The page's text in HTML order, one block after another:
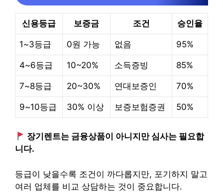
신용등급 보증금 조건 승인율
1~3등급 0원 가능 없음 95%
4~6등급 10~20% 소득증빙 85%
7~8등급 20~30% 연대보증인 70%
9~10등급 30% 이상 보증보험증권 50%
장기렌트는 금융상품이 아니지만 심사는 필요합
니다.
등급이 낮을수록 조건이 까다롭지만, 포기하지 말고
여러 업체를 비교 상담하는 것이 중요합니다.